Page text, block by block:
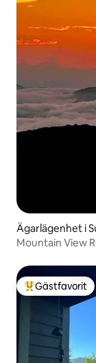
Ägarlägenhet i
Mountain View
Populär
Gästfavorit